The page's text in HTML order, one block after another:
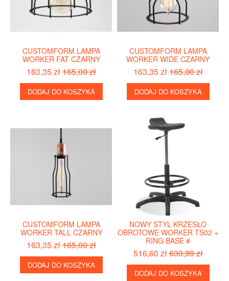
CUSTOMFORM LAMPA
WORKER FAT CZARNY
163,35 zł165,00 zł
DODAJ DO KOSZYKA
CUSTOMFORM LAMPA
WORKER WIDE CZARNY
163,35 zł165,00 zł
DODAJ DO KOSZYKA
CUSTOMFORM LAMPA
WORKER TALL CZARNY
163,35 zł165,00 zł
DODAJ DO KOSZYKA
NOWY STYL KRZESŁO
OBROTOWE WORKER TS02 +
RING BASE #
516,60 zł630,99 zł
DODAJ DO KOSZYKA